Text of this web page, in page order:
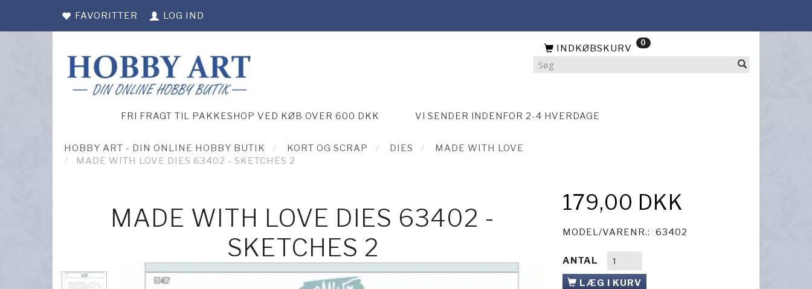
FAVORITTER LOG IND
INDKØBSKURV 0
FRI FRAGT TIL PAKKESHOP VED KØB OVER 600 DKK VI SENDER INDENFOR 2-4 HVERDAGE
HOBBY ART - DIN ONLINE HOBBY BUTIK KORT OG SCRAP DIES
MADE WITH LOVE
MADE WITH LOVE DIES 63402 - SKETCHES 2
MADE WITH LOVE DIES 63402 -
SKETCHES 2
179,00 DKK
MODEL/VARENR.: 63402
ANTAL
LÆG I KURV